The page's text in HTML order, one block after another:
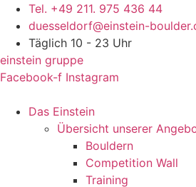
Skip
content
Tel. +49 211. 975 436 44
duesseldorf@einstein-
Täglich 10 - 23 Uhr
einstein gruppe
Facebook-f Instagram
Das Einstein
Übersicht unserer
Bouldern
Competition Wall
Training